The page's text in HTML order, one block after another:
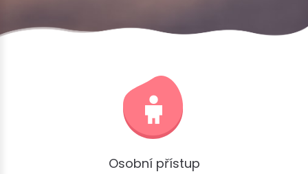
Osobní přístup